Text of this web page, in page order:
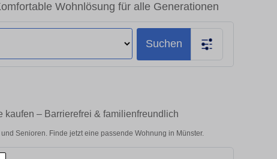
Wohnlösung für alle Generationen
Suchen
kaufen – Barrierefrei & familienfreundlich
Senioren. Finde jetzt eine passende Wohnung in Münster.